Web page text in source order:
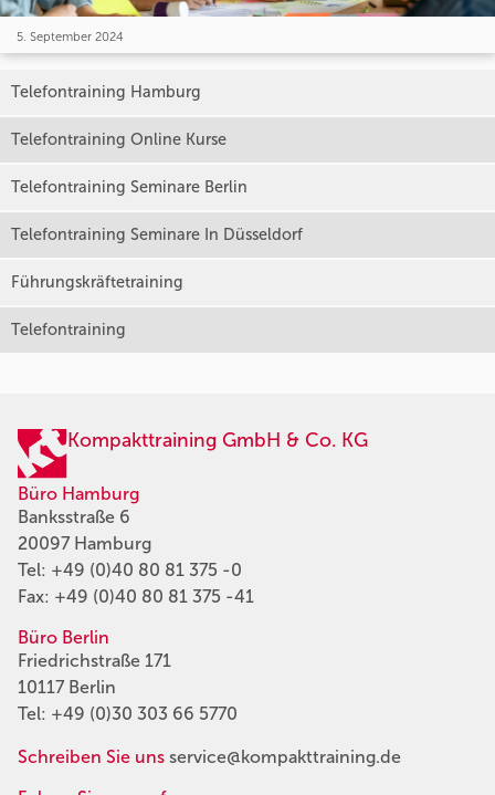
5. September 2024
Telefontraining Hamburg
Telefontraining Online Kurse
Telefontraining Seminare Berlin
Telefontraining Seminare In Düsseldorf
Führungskräftetraining
Telefontraining
Kompakttraining GmbH & Co. KG
Büro Hamburg
Banksstraße 6
20097 Hamburg
Tel: +49 (0)40 80 81 375 -0
Fax: +49 (0)40 80 81 375 -41
Büro Berlin
Friedrichstraße 171
10117 Berlin
Tel: +49 (0)30 303 66 5770
Schreiben Sie uns service@kompakttraining.de